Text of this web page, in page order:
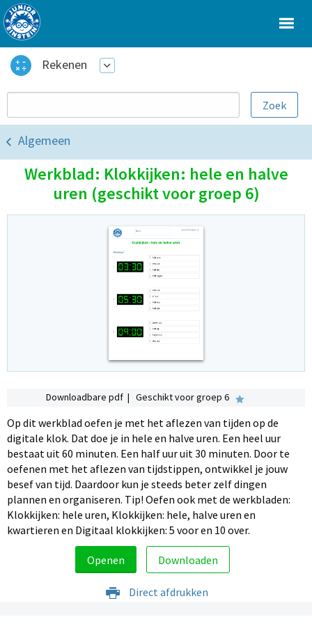
Rekenen
Algemeen
Werkblad: Klokkijken: hele en halve
uren (geschikt voor groep 6)
Downloadbare pdf | Geschikt voor groep 6
Op dit werkblad oefen je met het aflezen van tijden op de
digitale klok. Dat doe je in hele en halve uren. Een heel uur
bestaat uit 60 minuten. Een half uur uit 30 minuten. Door te
oefenen met het aflezen van tijdstippen, ontwikkel je jouw
besef van tijd. Daardoor kun je steeds beter zelf dingen
plannen en organiseren. Tip! Oefen ook met de werkbladen:
Klokkijken: hele uren, Klokkijken: hele, halve uren en
kwartieren en Digitaal klokkijken: 5 voor en 10 over.
Openen Downloaden
Direct afdrukken